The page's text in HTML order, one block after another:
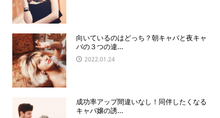
向いているのはどっち？朝キャバと夜キャ
バの３つの違...
2022.01.24
成功率アップ間違いなし！同伴したくなる
キャバ嬢の誘...